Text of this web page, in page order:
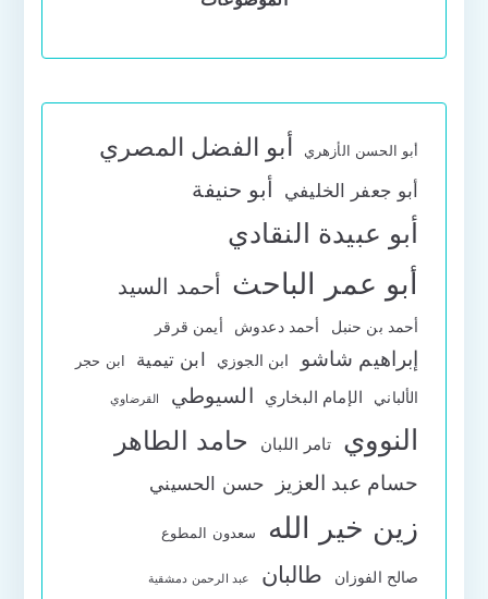
أبو الحسن الأزهري أبو الفضل المصري
أبو جعفر الخليفي أبو حنيفة
أبو عبيدة النقادي
أبو عمر الباحث أحمد السيد
أحمد بن حنبل أحمد دعدوش أيمن قرقر
إبراهيم شاشو ابن الجوزي ابن تيمية ابن حجر
الألباني الإمام البخاري السيوطي القرضاوي
النووي تامر اللبان حامد الطاهر
حسام عبد العزيز حسن الحسيني
زين خير الله سعدون المطوع
صالح الفوزان طالبان عبد الرحمن دمشقية